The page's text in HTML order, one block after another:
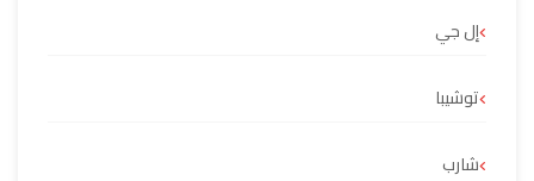
إل جي
توشيبا
شارب